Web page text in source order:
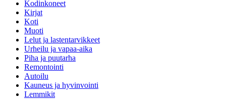
Kodinkoneet
Kirjat
Koti
Muoti
Lelut ja lastentarvikkeet
Urheilu ja vapaa-aika
Piha ja puutarha
Remontointi
Autoilu
Kauneus ja hyvinvointi
Lemmikit